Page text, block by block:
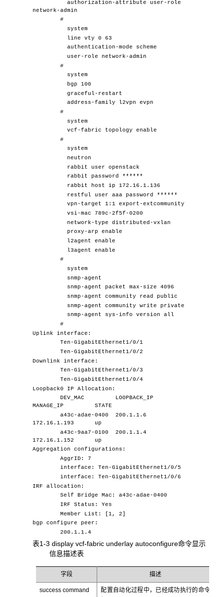
authorization-attribute user-role
network-admin
#
system
line vty 0 63
authentication-mode scheme
user-role network-admin
#
system
bgp 100
graceful-restart
address-family l2vpn evpn
#
system
vcf-fabric topology enable
#
system
neutron
rabbit user openstack
rabbit password ******
rabbit host ip 172.16.1.136
restful user aaa password ******
vpn-target 1:1 export-extcommunity
vsi-mac 789c-2f5f-0200
network-type distributed-vxlan
proxy-arp enable
l2agent enable
l3agent enable
#
system
snmp-agent
snmp-agent packet max-size 4096
snmp-agent community read public
snmp-agent community write private
snmp-agent sys-info version all
#
Uplink interface:
Ten-GigabitEthernet1/0/1
Ten-GigabitEthernet1/0/2
Downlink interface:
Ten-GigabitEthernet1/0/3
Ten-GigabitEthernet1/0/4
Loopback0 IP Allocation:
DEV_MAC LOOPBACK_IP
MANAGE_IP STATE
a43c-adae-0400 200.1.1.6
172.16.1.193 up
a43c-9aa7-0100 200.1.1.4
172.16.1.152 up
Aggregation configurations:
AggrID: 7
interface: Ten-GigabitEthernet1/0/5
interface: Ten-GigabitEthernet1/0/6
IRF allocation:
Self Bridge Mac: a43c-adae-0400
IRF Status: Yes
Member List: [1, 2]
bgp configure peer:
200.1.1.4
表1-3 display vcf-fabric underlay autoconfigure命令显示
信息描述表
字段 描述
success command
配置自动化过程中，已经成功执行的命令